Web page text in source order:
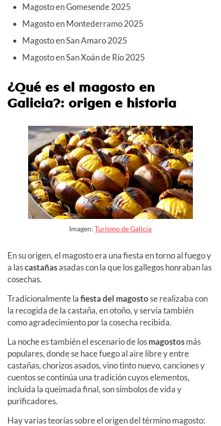
Magosto en Gomesende 2025
Magosto en Montederramo 2025
Magosto en San Amaro 2025
Magosto en San Xoán de Río 2025
¿Qué es el magosto en
Galicia?: origen e historia
Imagen:Turismo de Galicia
En su origen, el magosto era una fiesta en torno al fuego y
a lascastañasasadas con la que los gallegos honraban las
cosechas.
Tradicionalmente lafiesta del magostose realizaba con
la recogida de la castaña, en otoño, y servía también
como agradecimiento por la cosecha recibida.
La noche es también el escenario de losmagostosmás
populares, donde se hace fuego al aire libre y entre
castañas, chorizos asados, vino tinto nuevo, canciones y
cuentos se continúa una tradición cuyos elementos,
incluida la queimada final, son símbolos de vida y
purificadores.
Hay varias teorías sobre el origen del término magosto: